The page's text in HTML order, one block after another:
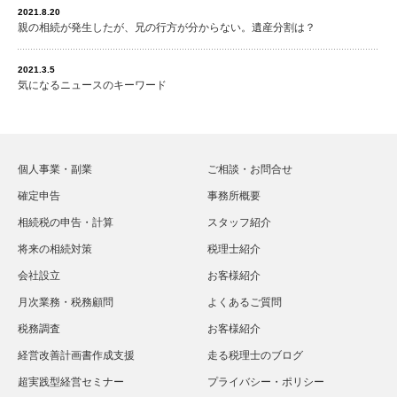
2021.8.20
親の相続が発生したが、兄の行方が分からない。遺産分割は？
2021.3.5
気になるニュースのキーワード
個人事業・副業
確定申告
相続税の申告・計算
将来の相続対策
会社設立
月次業務・税務顧問
税務調査
経営改善計画書作成支援
超実践型経営セミナー
ご相談・お問合せ
事務所概要
スタッフ紹介
税理士紹介
お客様紹介
よくあるご質問
お客様紹介
走る税理士のブログ
プライバシー・ポリシー